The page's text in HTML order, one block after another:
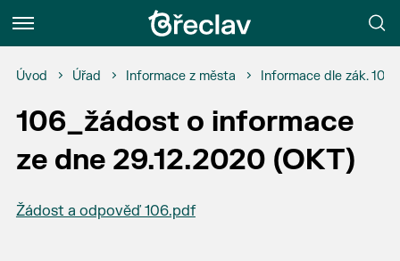
Menu
Úvod Úřad Informace z města Informace dle zák.
106_žádost o informace
ze dne 29.12.2020 (OKT)
Žádost a odpověď 106.pdf